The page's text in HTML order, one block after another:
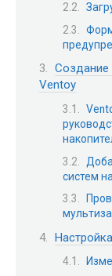
Ventoy
систем